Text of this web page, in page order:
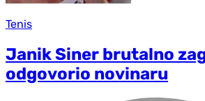
Tenis
Janik Siner brutalno
odgovorio novinaru